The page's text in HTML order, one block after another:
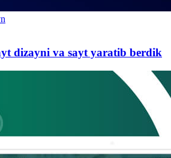
dizayni va sayt yaratib berdik